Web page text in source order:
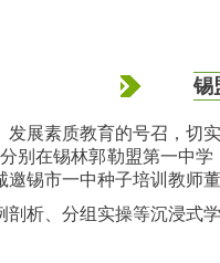
锡
展素质教育的号召，
别在锡林郭勒盟第一中
锡市一中种子培训教师
析、分组实操等沉浸式